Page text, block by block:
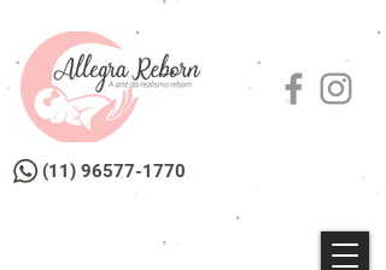
(11) 96577-1770